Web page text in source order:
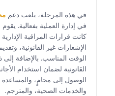
في هذه المرحلة، يلعب دعم
في إدارة العملية بفعالية.
كانت قرارات المراقبة
الإشعارات غير القانونية،
الوقت المناسب. بالإضافة إلى
القانونية لضمان استخدام
الوصول إلى محامٍ، والمساعدة
والخدمات الصحية، والمترجم.